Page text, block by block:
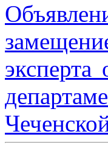
эксперта